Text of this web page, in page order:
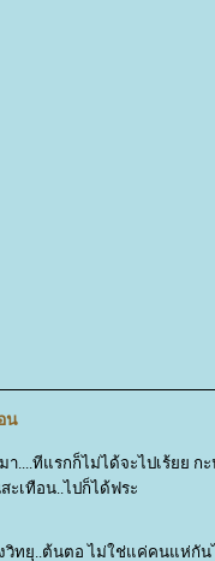
น
มา....ทีแรกก็ไม่ได้จะไปเร้ยย
ะเทือน..ไปก็ได้ฟระ
ทยุ..ต้นตอ ไม่ใช่แค่คนแห่กัน